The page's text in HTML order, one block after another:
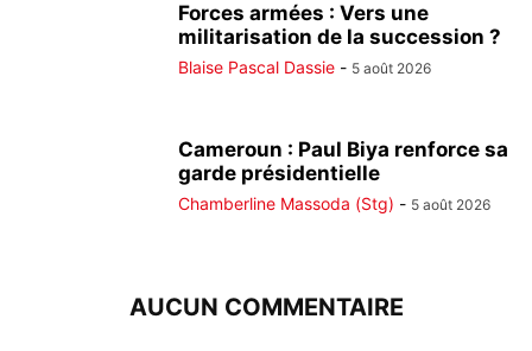
Forces armées : Vers une
militarisation de la succession ?
Blaise Pascal Dassie - 5 août 2026
Cameroun : Paul Biya renforce sa
garde présidentielle
Chamberline Massoda (Stg) - 5 août 2026
AUCUN COMMENTAIRE